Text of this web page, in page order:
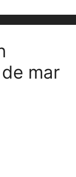
mar